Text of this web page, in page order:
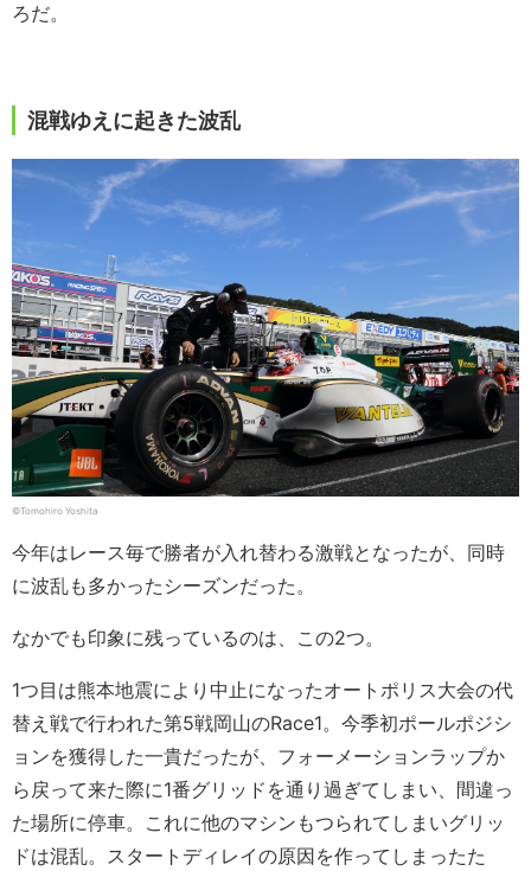
ろだ。
混戦ゆえに起きた波乱
©︎Tomohiro Yoshita
今年はレース毎で勝者が入れ替わる激戦となったが、同時
に波乱も多かったシーズンだった。
なかでも印象に残っているのは、この2つ。
1つ目は熊本地震により中止になったオートポリス大会の代
替え戦で行われた第5戦岡山のRace1。今季初ポールポジシ
ョンを獲得した一貴だったが、フォーメーションラップか
ら戻って来た際に1番グリッドを通り過ぎてしまい、間違っ
た場所に停車。これに他のマシンもつられてしまいグリッ
ドは混乱。スタートディレイの原因を作ってしまったた